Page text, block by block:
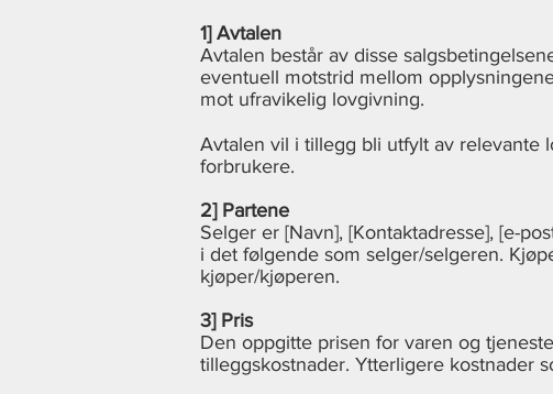
1] Avtalen
Avtalen består av disse
eventuell motstrid mellom
mot ufravikelig lovgivning.
Avtalen vil i tillegg bli utfylt av
forbrukere.
2] Partene
Selger er [Navn], [Kontaktadresse], [e-
i det følgende som selger/selgeren.
kjøper/kjøperen.
3] Pris
Den oppgitte prisen for varen og
tilleggskostnader. Ytterligere kostnader